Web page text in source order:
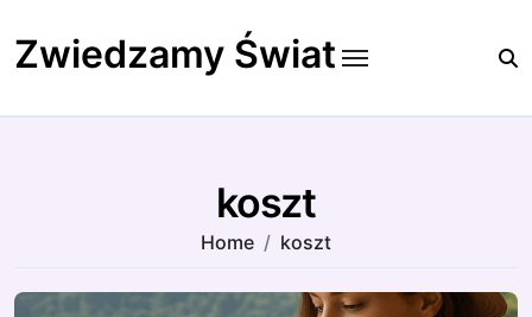
to
content
Zwiedzamy Świat
koszt
Home koszt